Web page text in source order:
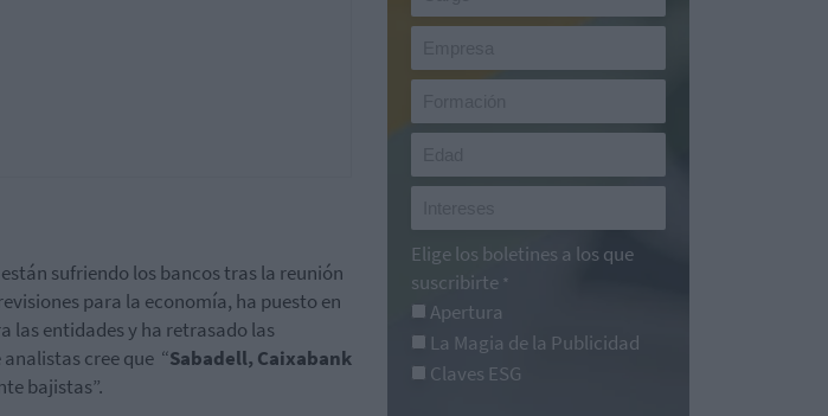
sufriendo los bancos tras la reunión
para la economía, ha puesto en
las entidades y ha retrasado las
cree que “Sabadell, Caixabank
bajistas”.
Elige los boletines a los que
suscribirte *
Apertura
La Magia de la Publicidad
Claves ESG